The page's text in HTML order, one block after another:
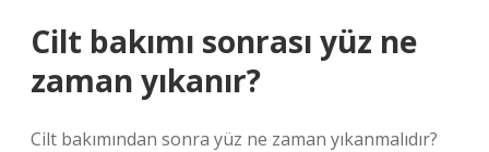
Cilt bakımı sonrası yüz ne
zaman yıkanır?
Cilt bakımından sonra yüz ne zaman yıkanmalıdır?